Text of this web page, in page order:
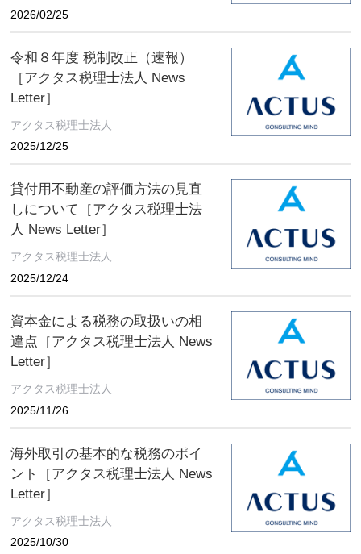
2026/02/25
令和８年度 税制改正（速報）
［アクタス税理士法人 News
Letter］
アクタス税理士法人
2025/12/25
貸付用不動産の評価方法の見直
しについて［アクタス税理士法
人 News Letter］
アクタス税理士法人
2025/12/24
資本金による税務の取扱いの相
違点［アクタス税理士法人 News
Letter］
アクタス税理士法人
2025/11/26
海外取引の基本的な税務のポイ
ント［アクタス税理士法人 News
Letter］
アクタス税理士法人
2025/10/30